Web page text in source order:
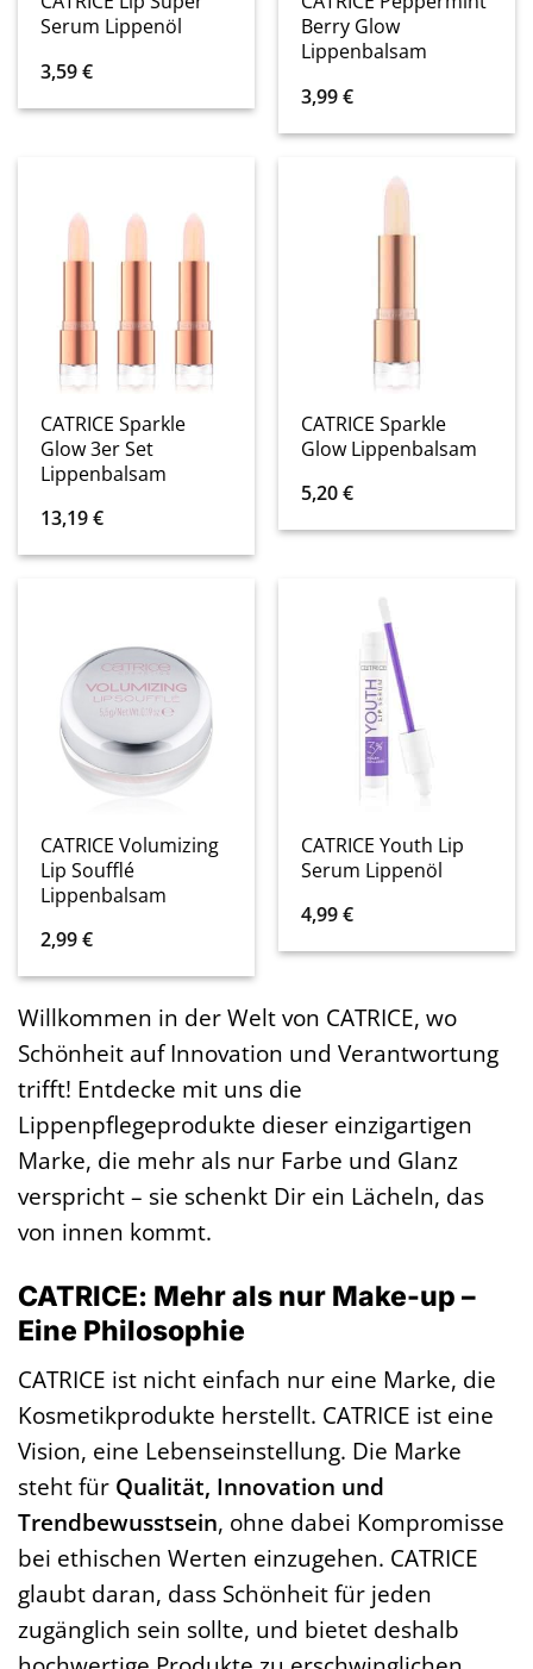
Serum Lippenöl
3,59€
Berry Glow
Lippenbalsam
3,99€
CATRICE Sparkle
Glow 3er Set
Lippenbalsam
13,19€
CATRICE Sparkle
Glow Lippenbalsam
5,20€
CATRICE Volumizing
Lip Soufflé
Lippenbalsam
2,99€
CATRICE Youth Lip
Serum Lippenöl
4,99€
Willkommen in der Welt von CATRICE, wo
Schönheit auf Innovation und Verantwortung
trifft! Entdecke mit uns die
Lippenpflegeprodukte dieser einzigartigen
Marke, die mehr als nur Farbe und Glanz
verspricht – sie schenkt Dir ein Lächeln, das
von innen kommt.
CATRICE: Mehr als nur Make-up –
Eine Philosophie
CATRICE ist nicht einfach nur eine Marke, die
Kosmetikprodukte herstellt. CATRICE ist eine
Vision, eine Lebenseinstellung. Die Marke
steht für Qualität, Innovation und
Trendbewusstsein, ohne dabei Kompromisse
bei ethischen Werten einzugehen. CATRICE
glaubt daran, dass Schönheit für jeden
zugänglich sein sollte, und bietet deshalb